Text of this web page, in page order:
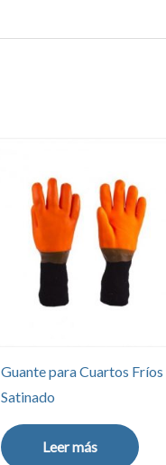
Guante para Cuartos Fríos
Satinado
Leer más